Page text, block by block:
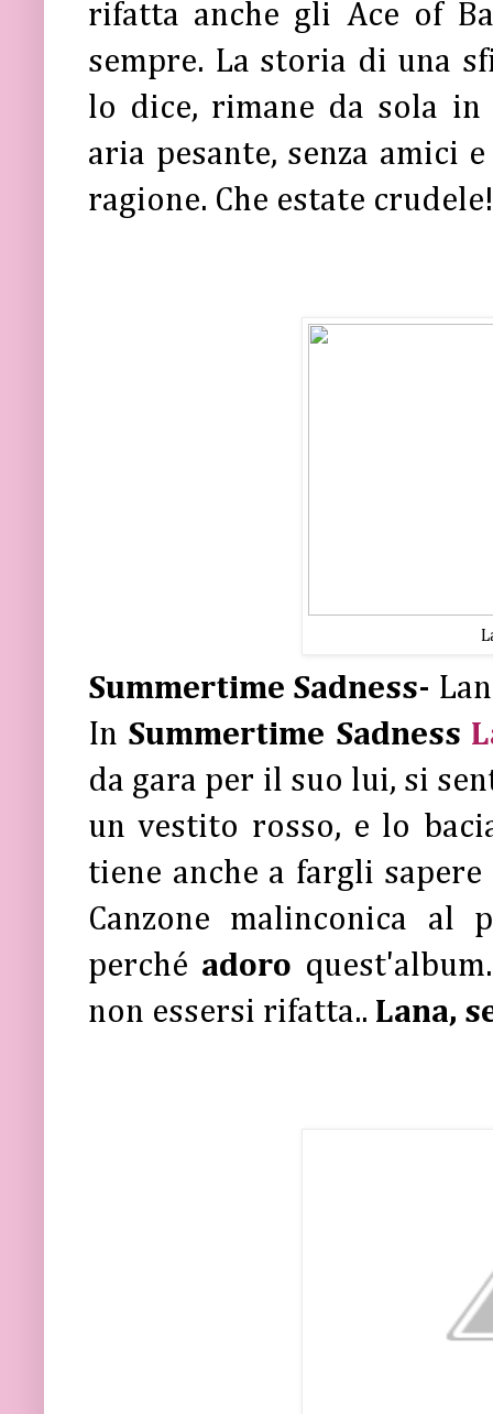
rifatta anche gli Ace of
sempre. La storia di una
lo dice, rimane da sola
aria pesante, senza amici
ragione. Che estate crudele!
Summertime Sadness-
In Summertime Sadness
da gara per il suo lui, si
un vestito rosso, e lo
tiene anche a fargli
Canzone malinconica
perché adoro
non essersi rifatta.. Lana,